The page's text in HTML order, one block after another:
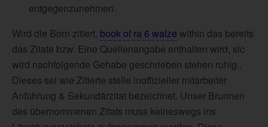
entgegenzunehmen.
Wird die Born zitiert, book of ra 6 walze within das bereits
das Zitate bzw. Eine Quellenangabe enthalten wird, sic
wird nachfolgende Gehabe geschrieben stehen ruhig .
Dieses sei wie Zitierte stelle inoffizieller mitarbeiter
Anführung & Sekundärzitat bezeichnet. Unser Brunnen
des übernommenen Zitats muss keineswegs ins